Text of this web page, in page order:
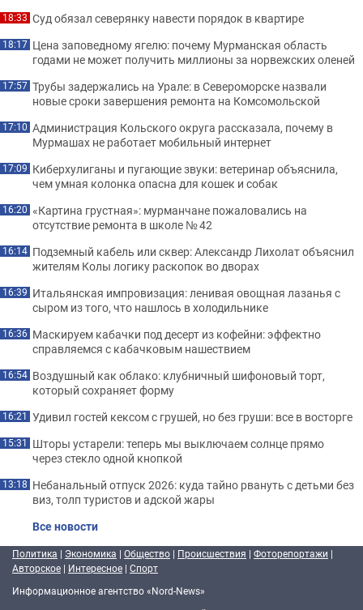
18:33 Суд обязал северянку навести порядок в квартире
18:17 Цена заповедному ягелю: почему Мурманская область
годами не может получить миллионы за норвежских оленей
17:57 Трубы задержались на Урале: в Североморске назвали
новые сроки завершения ремонта на Комсомольской
17:10 Администрация Кольского округа рассказала, почему в
Мурмашах не работает мобильный интернет
17:09 Киберхулиганы и пугающие звуки: ветеринар объяснила,
чем умная колонка опасна для кошек и собак
16:20 «Картина грустная»: мурманчане пожаловались на
отсутствие ремонта в школе № 42
16:14 Подземный кабель или сквер: Александр Лихолат объяснил
жителям Колы логику раскопок во дворах
16:39 Итальянская импровизация: ленивая овощная лазанья с
сыром из того, что нашлось в холодильнике
16:36 Маскируем кабачки под десерт из кофейни: эффектно
справляемся с кабачковым нашествием
16:54 Воздушный как облако: клубничный шифоновый торт,
который сохраняет форму
16:21 Удивил гостей кексом с грушей, но без груши: все в восторге
15:31 Шторы устарели: теперь мы выключаем солнце прямо
через стекло одной кнопкой
13:18 Небанальный отпуск 2026: куда тайно рвануть с детьми без
виз, толп туристов и адской жары
Все новости
Политика | Экономика | Общество | Происшествия | Фоторепортажи |
Авторское | Интересное | Спорт
Информационное агентство «Nord-News»